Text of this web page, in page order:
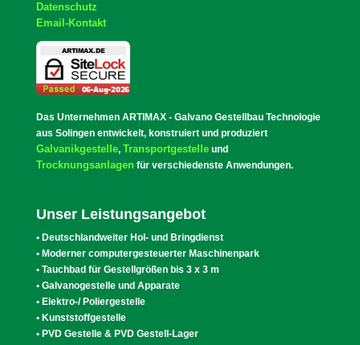
Datenschutz
Email-Kontakt
Das Unternehmen ARTIMAX - Galvano Gestellbau Technologie
aus Solingen entwickelt, konstruiert und produziert
Galvanikgestelle, Transportgestelleund
Trocknungsanlagen für verschiedenste Anwendungen.
Unser Leistungsangebot
• Deutschlandweiter Hol- und Bringdienst
• Moderner computergesteuerter Maschinenpark
• Tauchbad für Gestellgrößen bis 3 x 3 m
• Galvanogestelle und Apparate
• Elektro-/ Poliergestelle
• Kunststoffgestelle
• PVD Gestelle & PVD Gestell-Lager